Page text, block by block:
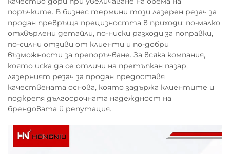
поръчките. В бизнес термини този лазерен резач за
продан превръща прецизността в приходи: по-малко
отхвърлени детайли, по-ниски разходи за поправки,
по-силни отзиви от клиенти и по-добри
възможности за препоръчване. За всяка компания,
която иска да се отличи на претъпкан пазар,
лазерният резач за продан предоставя
качествената основа, която задържа клиентите и
подкрепя дългосрочната надеждност на
брендовата й репутация.